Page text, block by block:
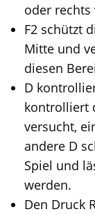
oder
F2 schützt
Mitte und
diesen
D
kontrolliert
versucht,
andere D
Spiel und
werden.
Den Druck